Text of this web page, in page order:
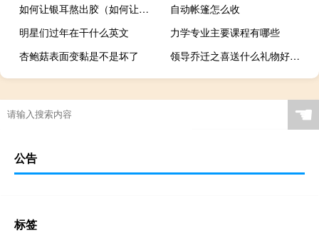
如何让银耳熬出胶（如何让银耳汤粘稠）
自动帐篷怎么收
明星们过年在干什么英文
力学专业主要课程有哪些
杏鲍菇表面变黏是不是坏了
领导乔迁之喜送什么礼物好（乔迁之喜送什么礼物好）
☚
公告
标签